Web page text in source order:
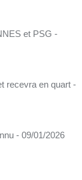
et PSG -
recevra en quart -
- 09/01/2026